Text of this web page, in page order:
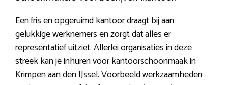
Een fris en opgeruimd kantoor draagt bij aan
gelukkige werknemers en zorgt dat alles er
representatief uitziet. Allerlei organisaties in deze
streek kan je inhuren voor kantoorschoonmaak in
Krimpen aan den IJssel. Voorbeeld werkzaamheden